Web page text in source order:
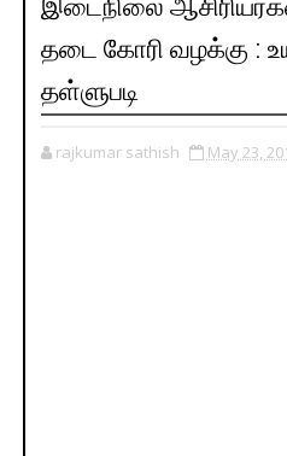
இடைநிலை
தடை கோரி வழக்கு :
தள்ளுபடி
rajkumar sathish May 23,